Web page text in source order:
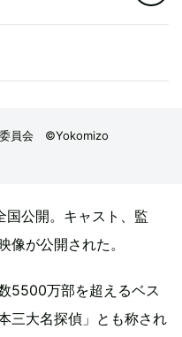
委員会 ©Yokomizo
国公開。キャスト、監
像が公開された。
5500万部を超えるベス
三大名探偵」とも称され